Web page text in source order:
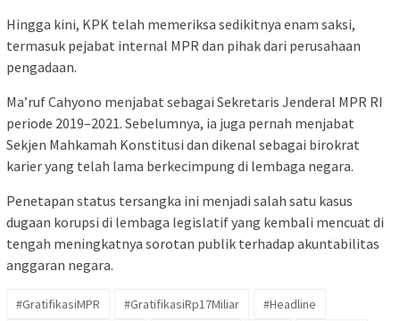
Hingga kini, KPK telah memeriksa sedikitnya enam saksi,
termasuk pejabat internal MPR dan pihak dari perusahaan
pengadaan.
Ma’ruf Cahyono menjabat sebagai Sekretaris Jenderal MPR RI
periode 2019–2021. Sebelumnya, ia juga pernah menjabat
Sekjen Mahkamah Konstitusi dan dikenal sebagai birokrat
karier yang telah lama berkecimpung di lembaga negara.
Penetapan status tersangka ini menjadi salah satu kasus
dugaan korupsi di lembaga legislatif yang kembali mencuat di
tengah meningkatnya sorotan publik terhadap akuntabilitas
anggaran negara.
#GratifikasiMPR #GratifikasiRp17Miliar
#Headline